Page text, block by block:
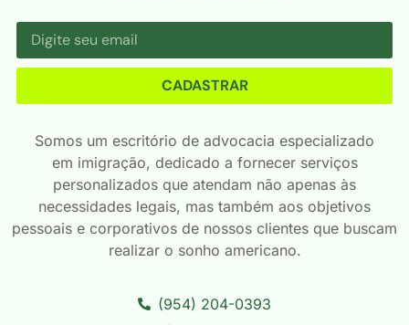
CADASTRAR
Somos um escritório de advocacia especializado
em imigração, dedicado a fornecer serviços
personalizados que atendam não apenas às
necessidades legais, mas também aos objetivos
pessoais e corporativos de nossos clientes que buscam
realizar o sonho americano.
(954) 204-0393